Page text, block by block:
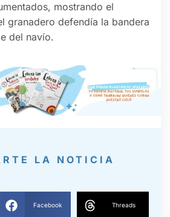
mostrando el
granadero defendía la bandera
del navío.
LA NOTICIA
Facebook Threads